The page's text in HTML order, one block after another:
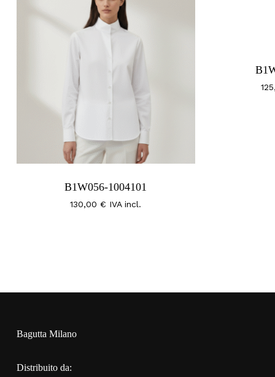
B1W056-1004101
130,00€ IVA incl.
Bagutta Milano
Distribuito da: